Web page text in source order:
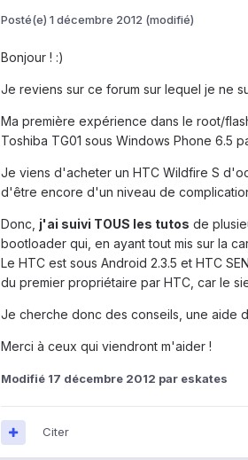
Posté(e) 1 décembre 2012 (modifié)
Bonjour ! :)
Je reviens sur ce forum sur lequel je ne
Ma première expérience dans le root/
Toshiba TG01 sous Windows Phone 6.5
Je viens d'acheter un HTC Wildfire S
d'être encore d'un niveau de
Donc, j'ai suivi TOUS les tutos de
bootloader qui, en ayant tout mis sur la
Le HTC est sous Android 2.3.5 et HTC
du premier propriétaire par HTC, car le
Je cherche donc des conseils, une aide
Merci à ceux qui viendront m'aider !
Modifié 17 décembre 2012 par eskates
Citer